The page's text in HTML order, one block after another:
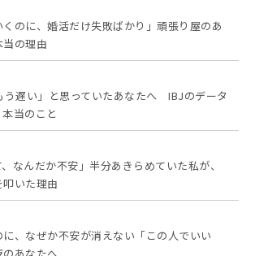
くのに、婚活だけ失敗ばかり」頑張り屋のあ
の理由
う遅い」と思っていたあなたへ IBJのデータ
当のこと
、なんだか不安」半分あきらめていた私が、
いた理由
、なぜか不安が消えない「この人でいい
あなたへ